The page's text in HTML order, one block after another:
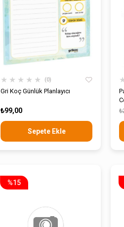
★ ★ ★ ★ ★ 0
Gri Koç Günlük Planlayıcı
₺99,00
Sepete Ekle
%15